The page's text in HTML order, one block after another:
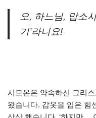
오, 하느님, 맙소
기’라니요!
시므온은 약속하신 그리
왔습니다. 갑옷을 입은 힘